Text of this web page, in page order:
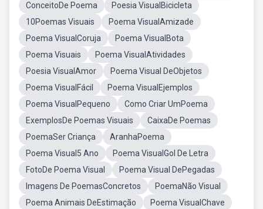
ConceitoDe Poema
Poesia VisualBicicleta
10Poemas Visuais
Poema VisualAmizade
Poema VisualCoruja
Poema VisualBota
Poema Visuais
Poema VisualAtividades
Poesia VisualAmor
Poema Visual DeObjetos
Poema VisualFácil
Poema VisualEjemplos
Poema VisualPequeno
Como Criar UmPoema
ExemplosDe Poemas Visuais
CaixaDe Poemas
PoemaSer Criança
AranhaPoema
Poema Visual5 Ano
Poema VisualGol De Letra
FotoDe Poema Visual
Poema Visual DePegadas
Imagens De PoemasConcretos
PoemaNão Visual
Poema Animais DeEstimação
Poema VisualChave